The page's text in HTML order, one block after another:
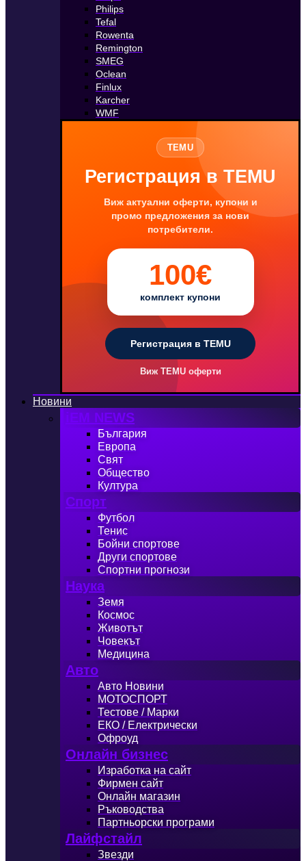
Philips
Tefal
Rowenta
Remington
SMEG
Oclean
Finlux
Karcher
WMF
TEMU
Регистрация в TEMU
Виж актуални оферти, купони и
промо предложения за нови
потребители.
100€
комплект купони
Регистрация в TEMU
Виж TEMU оферти
Новини
iEM NEWS
България
Европа
Свят
Общество
Култура
Спорт
Футбол
Тенис
Бойни спортове
Други спортове
Спортни прогнози
Наука
Земя
Космос
Животът
Човекът
Медицина
Авто
Авто Новини
МОТОСПОРТ
Тестове / Марки
ЕКО / Електрически
Офроуд
Онлайн бизнес
Изработка на сайт
Фирмен сайт
Онлайн магазин
Ръководства
Партньорски програми
Лайфстайл
Звезди